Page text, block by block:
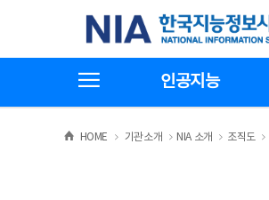
기
한국지능정보사회진흥원
인공지능
HOME >
기관소개 >NIA 소개 >
조직도